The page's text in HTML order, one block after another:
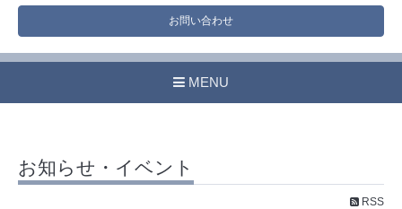
お問い合わせ
MENU
お知らせ・イベント
RSS